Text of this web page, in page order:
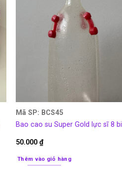
Mã SP: BCS45
Bao cao su Super Gold lực sĩ 8 bi
50.000₫
Thêm vào giỏ hàng